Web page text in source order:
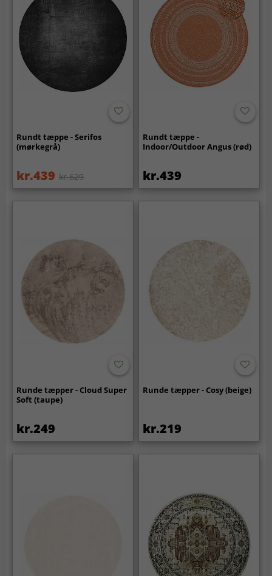
Rundt tæppe - Serifos
(mørkegrå)
kr.439 kr.629
Rundt tæppe -
Indoor/Outdoor Angus (rød)
kr.439
Runde tæpper - Cloud Super
Soft (taupe)
kr.249
Runde tæpper - Cosy (beige)
kr.219